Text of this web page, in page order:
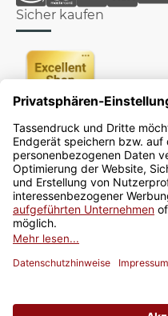
Sicher kaufen
Newsletter